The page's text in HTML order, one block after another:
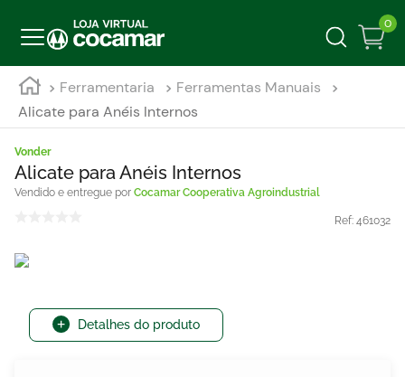
0
Ferramentaria
Ferramentas Manuais
Alicate para Anéis Internos
Vonder
Alicate para Anéis Internos
Cocamar Cooperativa Agroindustrial
Ref: 461032
Detalhes do produto